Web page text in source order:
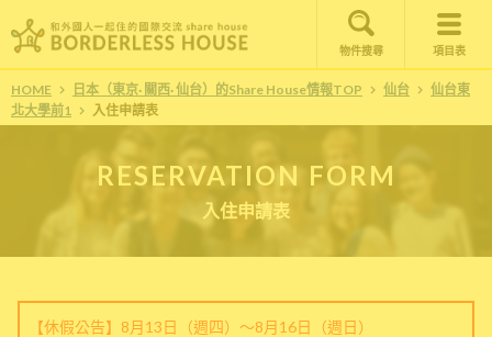
物件搜尋 項目表
HOME 日本（東京· 關西· 仙台）的Share House情報TOP 仙台
仙台東
北大學前1
入住申請表
RESERVATION FORM
入住申請表
【休假公告】8月13日（週四）～8月16日（週日）